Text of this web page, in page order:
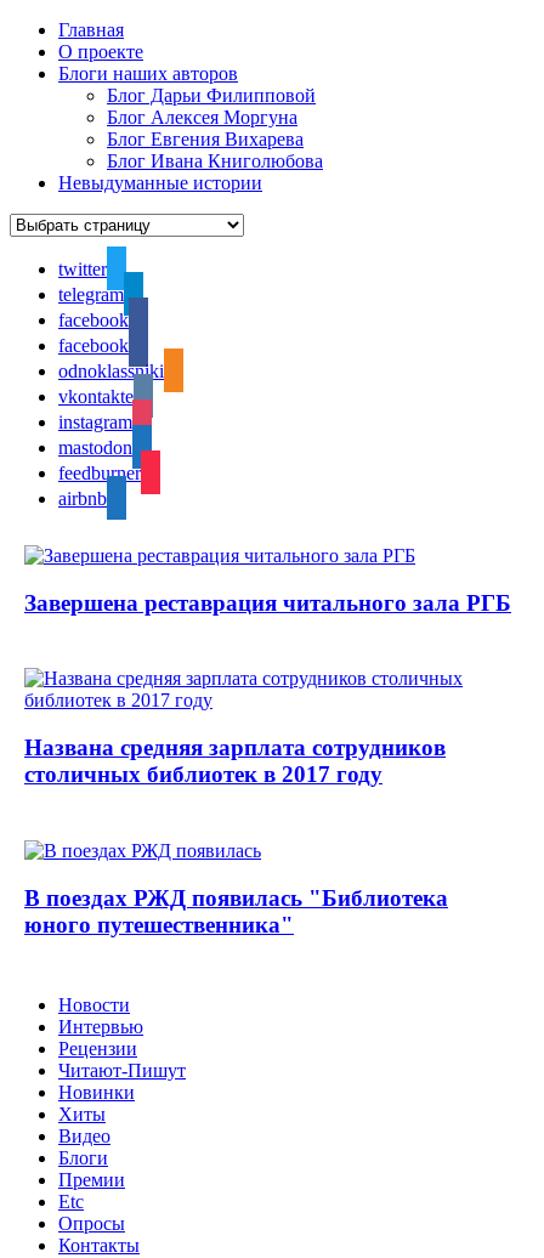
Главная
О проекте
Блоги наших авторов
Блог Дарьи Филипповой
Блог Алексея Моргуна
Блог Евгения Вихарева
Блог Ивана Книголюбова
Невыдуманные истории
twitter
telegram
facebook
facebook
odnoklassniki
vkontakte
instagram
mastodon
feedburner
airbnb
Завершена реставрация читального зала РГБ
Названа средняя зарплата сотрудников
столичных библиотек в 2017 году
В поездах РЖД появилась "Библиотека
юного путешественника"
Новости
Интервью
Рецензии
Читают-Пишут
Новинки
Хиты
Видео
Блоги
Премии
Etc
Опросы
Контакты